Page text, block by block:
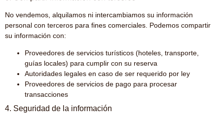
No vendemos, alquilamos ni intercambiamos su información
personal con terceros para fines comerciales. Podemos compartir
su información con:
Proveedores de servicios turísticos (hoteles, transporte,
guías locales) para cumplir con su reserva
Autoridades legales en caso de ser requerido por ley
Proveedores de servicios de pago para procesar
transacciones
4. Seguridad de la información